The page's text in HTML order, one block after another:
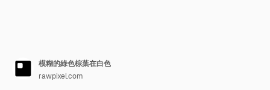
模糊的綠色棕葉在白色
rawpixel.com